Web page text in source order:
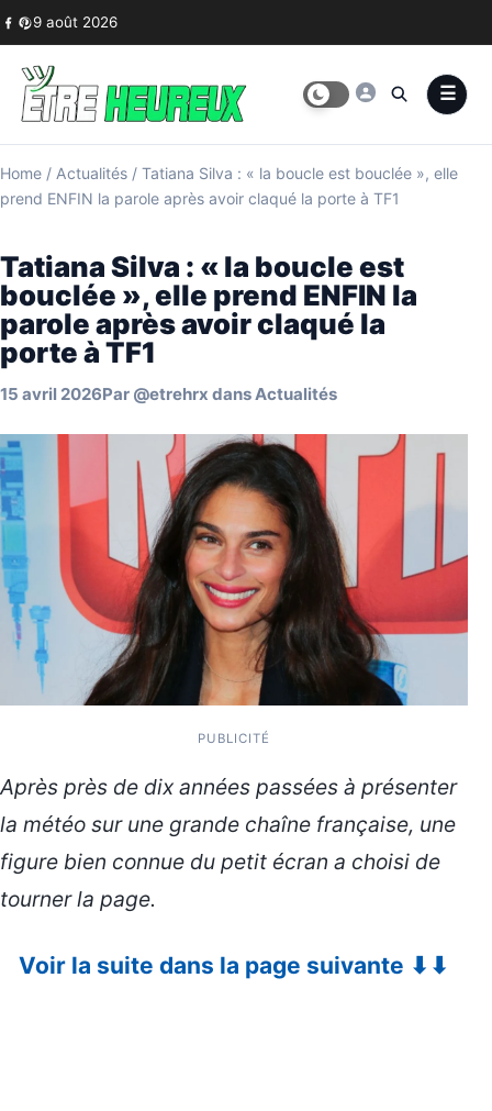
Skip to content
9 août 2026
Home / Actualités / Tatiana Silva : « la boucle est bouclée », elle
prend ENFIN la parole après avoir claqué la porte à TF1
Tatiana Silva : « la boucle est
bouclée », elle prend ENFIN la
parole après avoir claqué la
porte à TF1
15 avril 2026Par @etrehrx dansActualités
PUBLICITÉ
Après près de dix années passées à présenter
la météo sur une grande chaîne française, une
figure bien connue du petit écran a choisi de
tourner la page.
Voir la suite dans la page suivante ⬇⬇